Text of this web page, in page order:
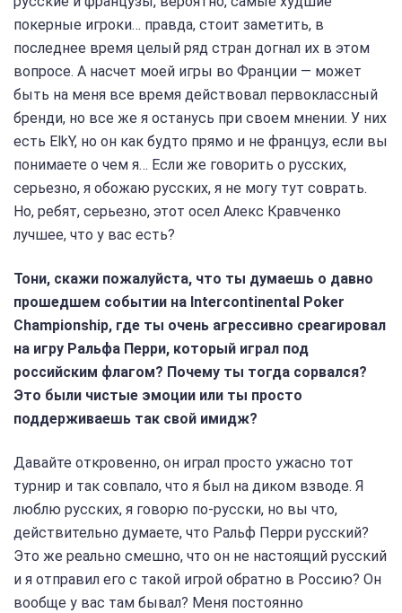
покерные игроки… правда, стоит заметить, в
последнее время целый ряд стран догнал их в этом
вопросе. А насчет моей игры во Франции — может
быть на меня все время действовал первоклассный
бренди, но все же я останусь при своем мнении. У них
есть ElkY, но он как будто прямо и не француз, если вы
понимаете о чем я… Если же говорить о русских,
серьезно, я обожаю русских, я не могу тут соврать.
Но, ребят, серьезно, этот осел Алекс Кравченко
лучшее, что у вас есть?
Тони, скажи пожалуйста, что ты думаешь о давно
прошедшем событии на Intercontinental Poker
Championship, где ты очень агрессивно среагировал
на игру Ральфа Перри, который играл под
российским флагом? Почему ты тогда сорвался?
Это были чистые эмоции или ты просто
поддерживаешь так свой имидж?
Давайте откровенно, он играл просто ужасно тот
турнир и так совпало, что я был на диком взводе. Я
люблю русских, я говорю по-русски, но вы что,
действительно думаете, что Ральф Перри русский?
Это же реально смешно, что он не настоящий русский
и я отправил его с такой игрой обратно в Россию? Он
вообще у вас там бывал? Меня постоянно